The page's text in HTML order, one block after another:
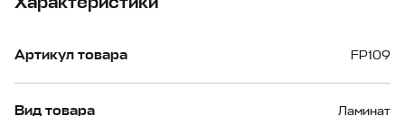
Артикул товара FP109
Вид товара Ламинат